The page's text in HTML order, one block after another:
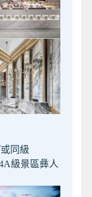
或同級
級景區彝人